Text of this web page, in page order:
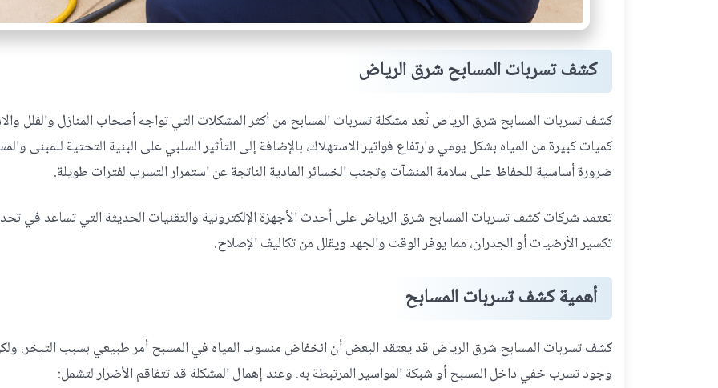
كشف تسربات المسابح شرق الرياض
كشف تسربات المسابح شرق الرياض تُعد مشكلة تسربات المسابح من أكثر المشكلات التي تواجه أصحاب المنازل والفلل
كميات كبيرة من المياه بشكل يومي وارتفاع فواتير الاستهلاك، بالإضافة إلى التأثير السلبي على البنية التحتية
ضرورة أساسية للحفاظ على سلامة المنشآت وتجنب الخسائر المادية الناتجة عن استمرار التسرب لفترات طويلة.
تعتمد شركات كشف تسربات المسابح شرق الرياض على أحدث الأجهزة الإلكترونية والتقنيات الحديثة التي تساعد في
تكسير الأرضيات أو الجدران، مما يوفر الوقت والجهد ويقلل من تكاليف الإصلاح.
أهمية كشف تسربات المسابح
كشف تسربات المسابح شرق الرياض قد يعتقد البعض أن انخفاض منسوب المياه في المسبح أمر طبيعي بسبب التبخر،
وجود تسرب خفي داخل المسبح أو شبكة المواسير المرتبطة به. وعند إهمال المشكلة قد تتفاقم الأضرار لتشمل: